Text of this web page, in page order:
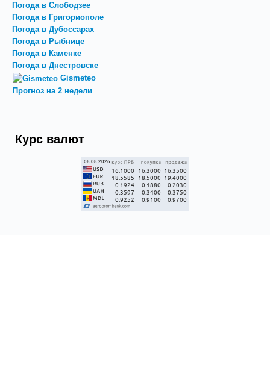
Погода в Слободзее
Погода в Григориополе
Погода в Дубоссарах
Погода в Рыбнице
Погода в Каменке
Погода в Днестровске
Gismeteo
Прогноз на 2 недели
Курс валют